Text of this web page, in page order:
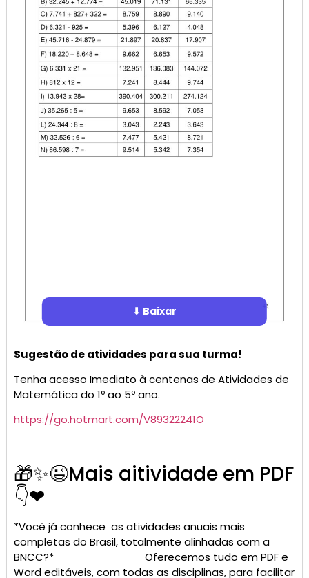
⬇ Baixar
Sugestão de atividades para sua turma!
Tenha acesso Imediato à centenas de Atividades de
Matemática do 1º ao 5º ano.
https://go.hotmart.com/V89322241O
🎁✨😉Mais aitividade em PDF
👇❤
*Você já conhece as atividades anuais mais
completas do Brasil, totalmente alinhadas com a
BNCC?* Oferecemos tudo em PDF e
Word editáveis, com todas as disciplinas, para facilitar